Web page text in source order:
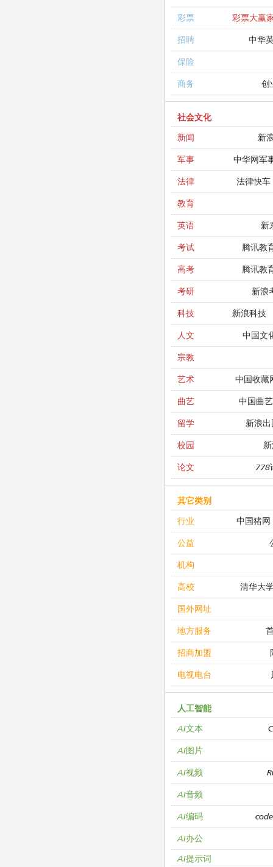
彩票 彩票大赢
招聘 中华
保险
商务 创
社会文化
新闻
新
军事 中华网军
法律 法律快车
教育
英语 新
考试 腾讯教
高考 腾讯教
考研 新浪
科技 新浪科技
人文 中国文
宗教
艺术 中国收藏
曲艺 中国曲
留学 新浪
校园
论文 778
其它类别
行业
中国猪网
公益
机构
高校 清华大
国外网址
地方服务
招商加盟
电视电台
人工智能
AI文本
AI图片
AI视频
AI音频
AI编码
AI办公
AI提示词